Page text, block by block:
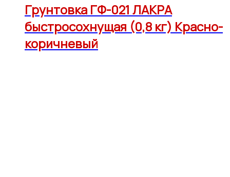
Грунтовка ГФ-021 ЛАКРА
быстросохнущая (0,8 кг) Красно-
коричневый